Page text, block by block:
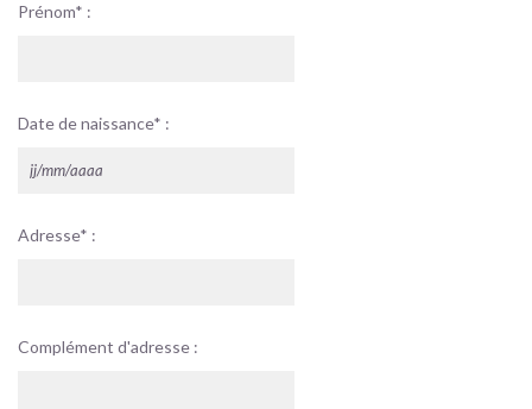
Prénom* :
Date de naissance* :
Adresse* :
Complément d'adresse :